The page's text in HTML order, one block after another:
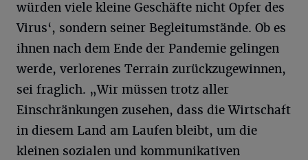
würden viele kleine Geschäfte nicht Opfer des
Virus‘, sondern seiner Begleitumstände. Ob es
ihnen nach dem Ende der Pandemie gelingen
werde, verlorenes Terrain zurückzugewinnen,
sei fraglich. „Wir müssen trotz aller
Einschränkungen zusehen, dass die Wirtschaft
in diesem Land am Laufen bleibt, um die
kleinen sozialen und kommunikativen